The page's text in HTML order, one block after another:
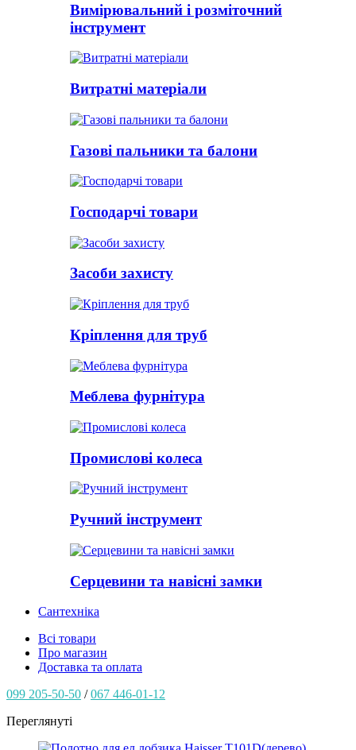
Вимірювальний і розміточний
інструмент
Витратні матеріали
Газові пальники та балони
Господарчі товари
Засоби захисту
Кріплення для труб
Меблева фурнітура
Промислові колеса
Ручний інструмент
Серцевини та навісні замки
Сантехніка
Всі товари
Про магазин
Доставка та оплата
099 205-50-50 /067 446-01-12
Переглянуті